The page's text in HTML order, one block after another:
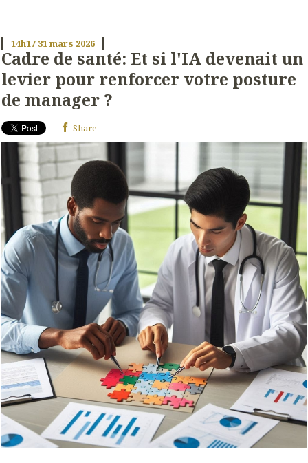
14h17 31mars 2026
Cadre de santé: Et si l'IA devenait un
levier pour renforcer votre posture
de manager ?
Share